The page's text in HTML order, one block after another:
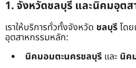
1. จังหวัดชลบุรี และนิคมอุตส
เราให้บริการทั่วทั้งจังหวัด ชลบุรีโด
อุตสาหกรรมหลัก:
นิคมอมตะนครชลบุรี และ นิค